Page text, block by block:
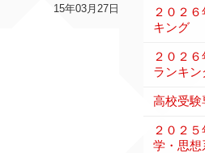
15年03月27日
２０２
キング
２０２
ランキン
高校受験
２０２
学・思想